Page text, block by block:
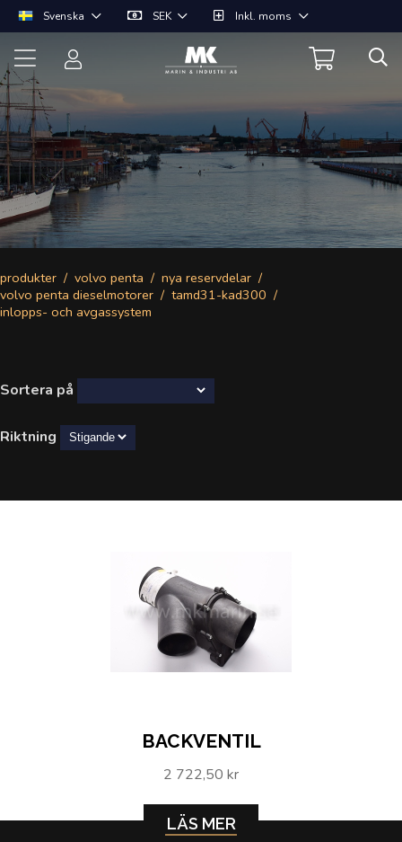
Svenska SEK Inkl. moms
produkter volvo penta
nya reservdelar
volvo penta dieselmotorer
tamd31-kad300
inlopps- och avgassystem
Sortera på
Riktning
BACKVENTIL
2 722,50 kr
LÄS MER